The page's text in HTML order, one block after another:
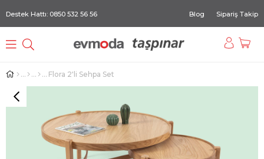
Destek Hattı: 0850 532 56 56 Blog Sipariş Takip
Flora 2'li Sehpa Set